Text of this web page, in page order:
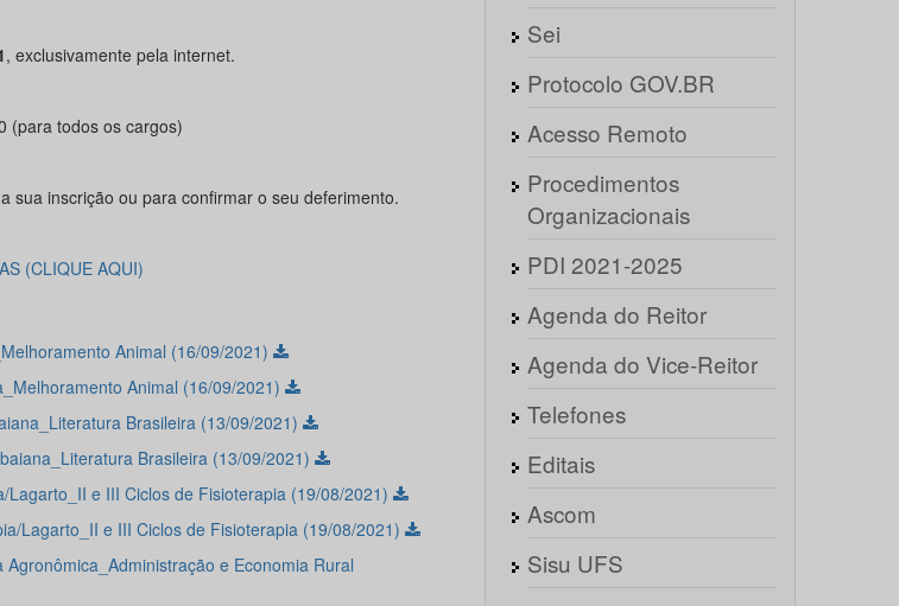
, exclusivamente pela internet.
(para todos os cargos)
sua inscrição ou para confirmar o seu deferimento.
(CLIQUE AQUI)
Animal (16/09/2021)
Animal (16/09/2021)
Brasileira (13/09/2021)
Brasileira (13/09/2021)
Lagarto_II e III Ciclos de Fisioterapia (19/08/2021)
Lagarto_II e III Ciclos de Fisioterapia (19/08/2021)
e Economia Rural
Sei
Protocolo GOV.BR
Acesso Remoto
Procedimentos
Organizacionais
PDI 2021-2025
Agenda do Reitor
Agenda do Vice-Reitor
Telefones
Editais
Ascom
Sisu UFS